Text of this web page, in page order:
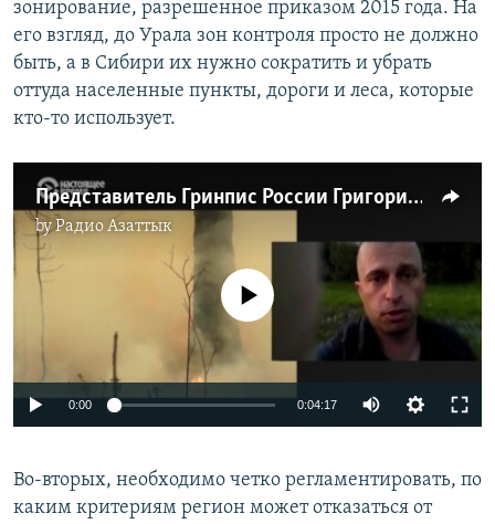
зонирование, разрешенное приказом 2015 года. На
его взгляд, до Урала зон контроля просто не должно
быть, а в Сибири их нужно сократить и убрать
оттуда населенные пункты, дороги и леса, которые
кто-то использует.
Представитель Гринпис России Григорий Куксин – о причине пожаров в Сибири
byРадио Азаттык
No media source currently available
0:00 0:04:17
Во-вторых, необходимо четко регламентировать, по
каким критериям регион может отказаться от